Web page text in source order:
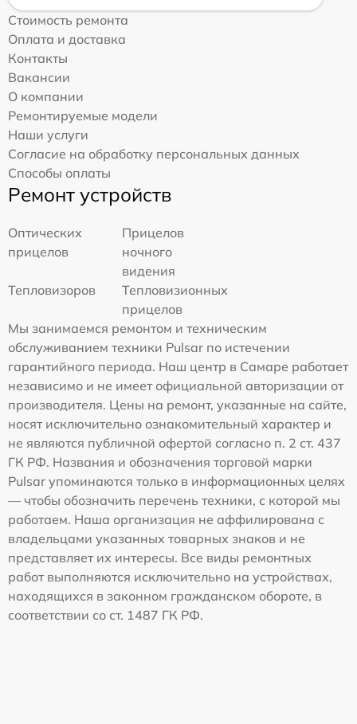
Стоимость ремонта
Оплата и доставка
Контакты
Вакансии
О компании
Ремонтируемые модели
Наши услуги
Согласие на обработку персональных данных
Способы оплаты
Ремонт устройств
Оптических
прицелов
Прицелов
ночного
видения
Тепловизоров
Тепловизионных
прицелов
Мы занимаемся ремонтом и техническим
обслуживанием техники Pulsar по истечении
гарантийного периода. Наш центр в Самаре работает
независимо и не имеет официальной авторизации от
производителя. Цены на ремонт, указанные на сайте,
носят исключительно ознакомительный характер и
не являются публичной офертой согласно п. 2 ст. 437
ГК РФ. Названия и обозначения торговой марки
Pulsar упоминаются только в информационных целях
— чтобы обозначить перечень техники, с которой мы
работаем. Наша организация не аффилирована с
владельцами указанных товарных знаков и не
представляет их интересы. Все виды ремонтных
работ выполняются исключительно на устройствах,
находящихся в законном гражданском обороте, в
соответствии со ст. 1487 ГК РФ.